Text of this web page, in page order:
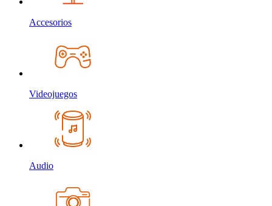
Accesorios
Videojuegos
Audio